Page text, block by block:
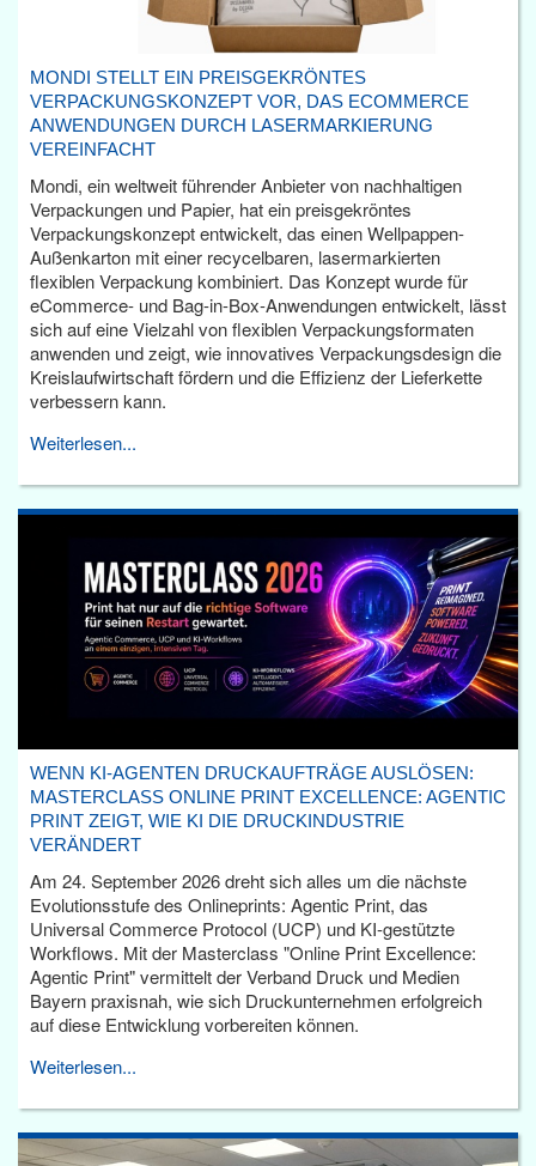
MONDI STELLT EIN PREISGEKRÖNTES
VERPACKUNGSKONZEPT VOR, DAS ECOMMERCE
ANWENDUNGEN DURCH LASERMARKIERUNG
VEREINFACHT
Mondi, ein weltweit führender Anbieter von nachhaltigen
Verpackungen und Papier, hat ein preisgekröntes
Verpackungskonzept entwickelt, das einen Wellpappen-
Außenkarton mit einer recycelbaren, lasermarkierten
flexiblen Verpackung kombiniert. Das Konzept wurde für
eCommerce- und Bag-in-Box-Anwendungen entwickelt, lässt
sich auf eine Vielzahl von flexiblen Verpackungsformaten
anwenden und zeigt, wie innovatives Verpackungsdesign die
Kreislaufwirtschaft fördern und die Effizienz der Lieferkette
verbessern kann.
Weiterlesen...
WENN KI-AGENTEN DRUCKAUFTRÄGE AUSLÖSEN:
MASTERCLASS ONLINE PRINT EXCELLENCE: AGENTIC
PRINT ZEIGT, WIE KI DIE DRUCKINDUSTRIE
VERÄNDERT
Am 24. September 2026 dreht sich alles um die nächste
Evolutionsstufe des Onlineprints: Agentic Print, das
Universal Commerce Protocol (UCP) und KI-gestützte
Workflows. Mit der Masterclass "Online Print Excellence:
Agentic Print" vermittelt der Verband Druck und Medien
Bayern praxisnah, wie sich Druckunternehmen erfolgreich
auf diese Entwicklung vorbereiten können.
Weiterlesen...